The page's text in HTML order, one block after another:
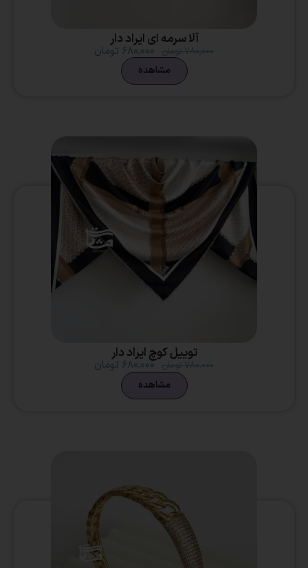
آلا سرمه ای ایراد دار
۷۸۰,۰۰۰ تومان ۶۸۰,۰۰۰ تومان
مشاهده
توییل کوچ ایراد دار
۷۸۰,۰۰۰ تومان ۶۸۰,۰۰۰ تومان
مشاهده